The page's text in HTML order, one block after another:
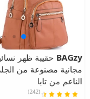
BAGzy حقيبة ظهر
مجانية مصنوعة من
الناعم من تابا
(242)